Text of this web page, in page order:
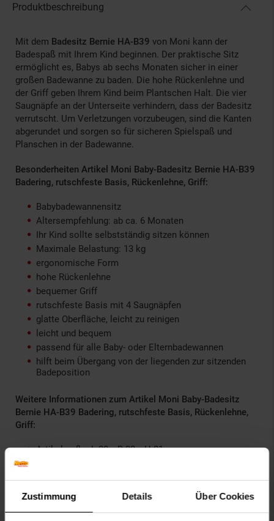
Zustimmung Details Über Cookies
Produktbeschreibung
Mit dem Badesitz Bernie HA-B39 von Moni kann der
Badespaß mit Ihrem Kind beginnen. Der praktische Sitz
ermöglicht es, Babys ab sechs Monaten sicher in einer
großen Badewanne zu baden. Die hohe Rückenlehne und
der Griff geben Ihrem Kind beim Plantschen Halt. Die vier
Saugnäpfe an der Unterseite verhindern, dass der Badesitz
verrutscht. Um Verletzungen vorzubeugen, sind die Kanten
abgerundet und sorgen so für sicheren Spielspaß und
Planschen in der Badewanne.
Besonderheiten Artikel Moni Baby-Badesitz Bernie HA-B39
Badering, rutschfeste Basis, Rückenlehne, Griff:
Babybadewannensitz
Altersempfehlung: ab ca. 6 Monaten
Ihr Kind sollte selbstständig sitzen können
Maximale Belastung: 13 kg
ergonomische Form
hohe Rückenlehne
bequemer Griff
rutschfeste Basis mit 4 Saugnäpfen
glatte Oberfläche, leicht zu reinigen
leicht und bequem
passend für alle Baby- oder Elternbadewannen
hilft beim Übergang von der liegenden zur sitzenden
Badeposition
Weitere Informationen zum Artikel Moni Baby-Badesitz
Bernie HA-B39 Badering, rutschfeste Basis, Rückenlehne,
Griff:
Artikelmaße: L 38 x B 30 x H 21 cm
Maße Versandkarton: L 38 x B 31,5 x H 19 cm
Versandgewicht: 1 kg